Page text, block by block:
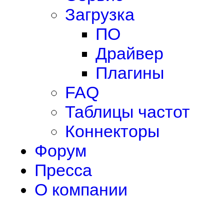
Загрузка
ПО
Драйвер
Плагины
FAQ
Таблицы частот
Коннекторы
Форум
Пресса
О компании